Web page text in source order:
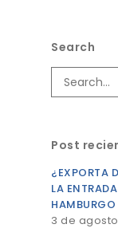
Search
Post
¿EXPORTA
LA
HAMBURGO
3 de